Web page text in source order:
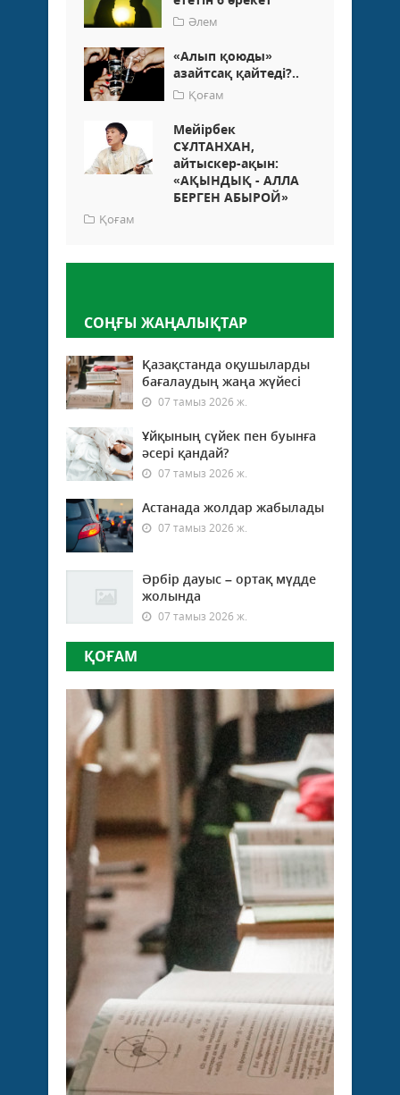
Әлем
«Алып қоюды»
азайтсақ қайтеді?..
Қоғам
Мейірбек
СҰЛТАНХАН,
айтыскер-ақын:
«АҚЫНДЫҚ - АЛЛА
БЕРГЕН АБЫРОЙ»
Қоғам
СОҢҒЫ ЖАҢАЛЫҚТАР
Қазақстанда оқушыларды
бағалаудың жаңа жүйесі
07 тамыз 2026 ж.
Ұйқының сүйек пен буынға
әсері қандай?
07 тамыз 2026 ж.
Астанада жолдар жабылады
07 тамыз 2026 ж.
Әрбір дауыс – ортақ мүдде
жолында
07 тамыз 2026 ж.
ҚОҒАМ